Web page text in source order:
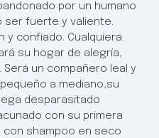
por un humano
ser fuerte y valiente.
y confiado. Cualquiera
su hogar de alegría,
un compañero leal y
a mediano,su
desparasitado
con su primera
con shampoo en seco